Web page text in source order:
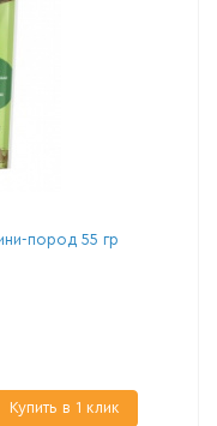
пород 55 гр
Купить в 1 клик